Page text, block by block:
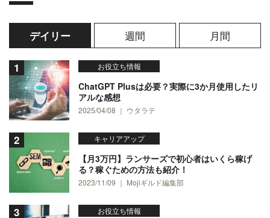
デイリー 週間 月間
お役立ち情報
ChatGPT Plusは必要？実際に3か月使用したリ
アルな感想
2025/04/08 ｜ ウタラテ
キャリアアップ
【月3万円】ランサーズで初心者はいくら稼げ
る？稼ぐための方法も紹介！
2023/11/09 ｜ Mojiギルド編集部
お役立ち情報